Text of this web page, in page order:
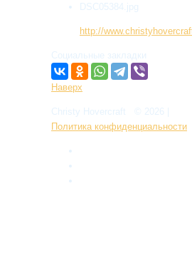
DSC05384.jpg
http://
Социальные закладки
Наверх
Christy Hovercraft © 2026
Политикa конфиденциальности